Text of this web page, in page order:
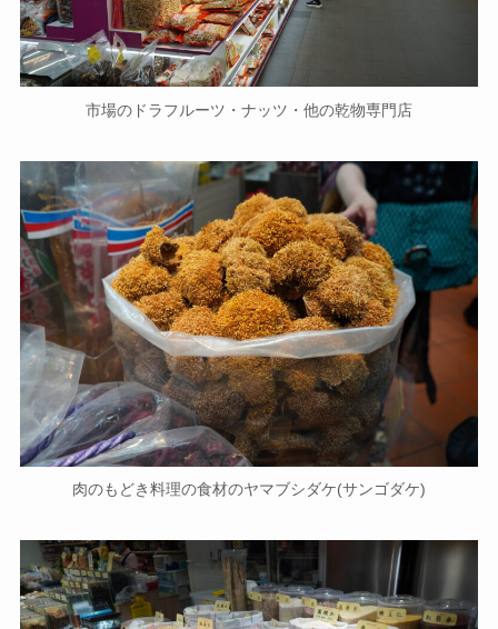
市場のドラフルーツ・ナッツ・他の乾物専門店
肉のもどき料理の食材のヤマブシダケ(サンゴダケ)